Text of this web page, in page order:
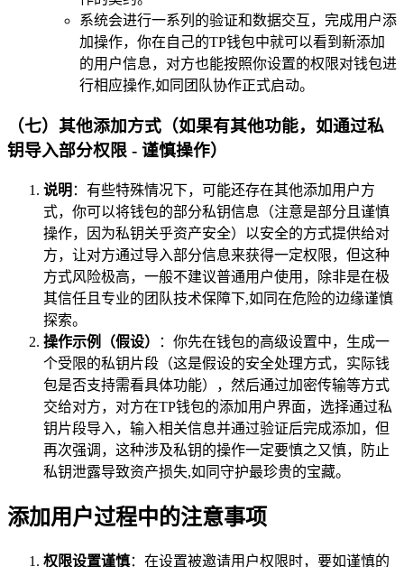
系统会进行一系列的验证和数据交互，完成用户添
加操作，你在自己的TP钱包中就可以看到新添加
的用户信息，对方也能按照你设置的权限对钱包进
行相应操作,如同团队协作正式启动。
（七）其他添加方式（如果有其他功能，如通过私
钥导入部分权限 - 谨慎操作）
说明 ：有些特殊情况下，可能还存在其他添加用户方
式，你可以将钱包的部分私钥信息（注意是部分且谨慎
操作，因为私钥关乎资产安全）以安全的方式提供给对
方，让对方通过导入部分信息来获得一定权限，但这种
方式风险极高，一般不建议普通用户使用，除非是在极
其信任且专业的团队技术保障下,如同在危险的边缘谨慎
探索。
操作示例（假设）
：你先在钱包的高级设置中，生成一
个受限的私钥片段（这是假设的安全处理方式，实际钱
包是否支持需看具体功能），然后通过加密传输等方式
交给对方，对方在TP钱包的添加用户界面，选择通过私
钥片段导入，输入相关信息并通过验证后完成添加，但
再次强调，这种涉及私钥的操作一定要慎之又慎，防止
私钥泄露导致资产损失,如同守护最珍贵的宝藏。
添加用户过程中的注意事项
权限设置谨慎：在设置被邀请用户权限时，要如谨慎的